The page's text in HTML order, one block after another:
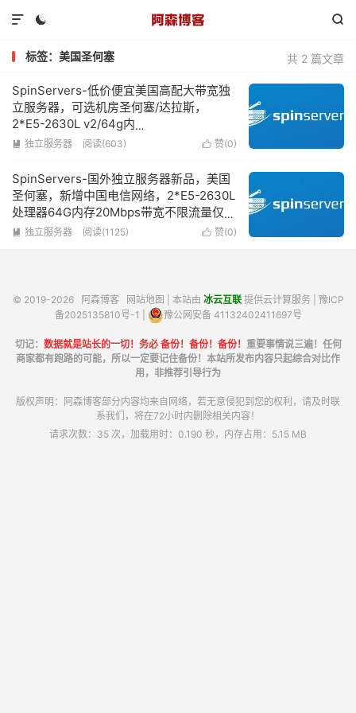
 

共 2 篇文章
标签：美国圣何塞
SpinServers-低价便宜美国高配大带宽独
立服务器，可选机房圣何塞/达拉斯，
2*E5-2630L v2/64g内
存/1.6TSSD/10Gbps超大带宽低至$89/月
 赞(0)
 独立服务器 阅读(603)
SpinServers-国外独立服务器新品，美国
圣何塞，新增中国电信网络，2*E5-2630L
处理器64G内存20Mbps带宽不限流量仅需
139美元/月
 赞(0)
 独立服务器 阅读(1125)
© 2019-2026 阿森博客 网站地图 | 本站由 冰云互联提供云计算服务 | 豫ICP
备2025135810号-1
豫公网安备 41132402411697号
切记： 数据就是站长的一切！务必 备份！备份！备份！ 重要事情说三遍！任何
商家都有跑路的可能，所以一定要记住备份！本站所发布内容只起综合对比作
用，非推荐引导行为
版权声明：阿森博客部分内容均来自网络，若无意侵犯到您的权利，请及时联
系我们，将在72小时内删除相关内容！
请求次数：35 次，加载用时：0.190 秒，内存占用：5.15 MB